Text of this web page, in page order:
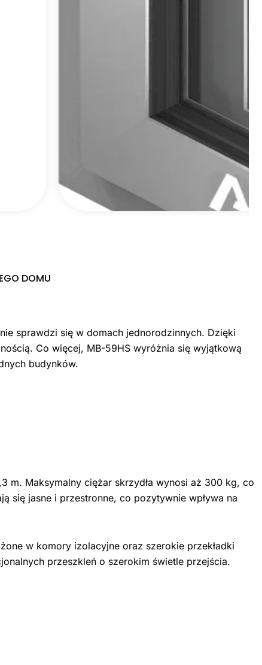
DOMU
sprawdzi się w domach jednorodzinnych. Dzięki
Co więcej, MB-59HS wyróżnia się wyjątkową
budynków.
Maksymalny ciężar skrzydła wynosi aż 300 kg, co
się jasne i przestronne, co pozytywnie wpływa na
w komory izolacyjne oraz szerokie przekładki
przeszkleń o szerokim świetle przejścia.